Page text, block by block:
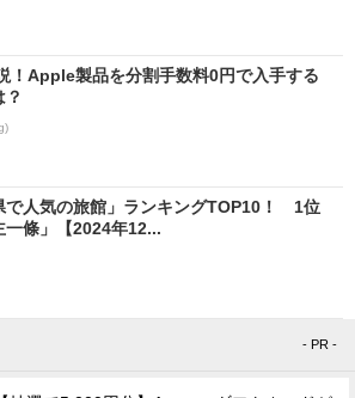
！Apple製品を分割手数料0円で入手する
？
で人気の旅館」ランキングTOP10！ 1位
一條」【2024年12...
- PR -